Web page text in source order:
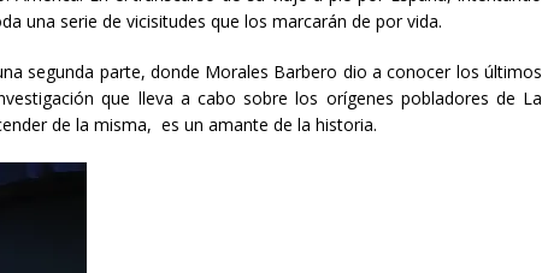
una serie de vicisitudes que los marcarán de por vida.
segunda parte, donde Morales Barbero dio a conocer los últimos
que lleva a cabo sobre los orígenes pobladores de La
de la misma, es un amante de la historia.